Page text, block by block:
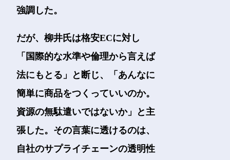
強調した。
だが、柳井氏は格安ECに対し
「国際的な水準や倫理から言えば
法にもとる」と断じ、「あんなに
簡単に商品をつくっていいのか。
資源の無駄遣いではないか」と主
張した。その言葉に透けるのは、
自社のサプライチェーンの透明性